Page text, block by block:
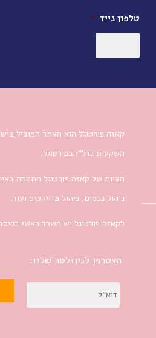
טלפון נייד *
קאזה פורטוגל הוא האתר המוביל
השקעות נדל”ן בפורטוגל.
הצוות של קאזה פורטוגל מתמחה
ניהול נכסים, ניהול פרויקטים ועוד.
לקאזה פורטוגל יש משרד ראשי
הצטרפו לניוזלטר שלנו: